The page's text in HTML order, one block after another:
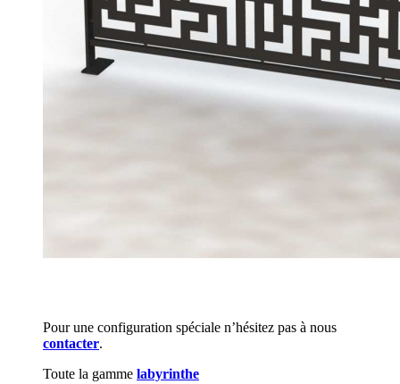
Pour une configuration spéciale n’hésitez pas à nous
contacter.
Toute la gamme labyrinthe